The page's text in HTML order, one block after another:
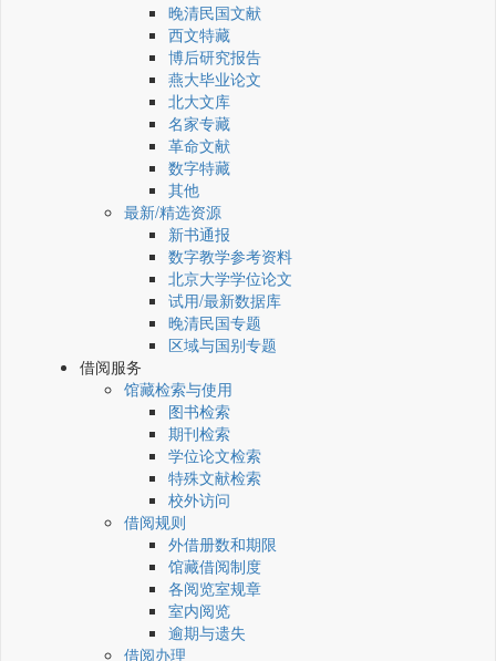
晚清民国文献
西文特藏
博后研究报告
燕大毕业论文
北大文库
名家专藏
革命文献
数字特藏
其他
最新/精选资源
新书通报
数字教学参考资料
北京大学学位论文
试用/最新数据库
晚清民国专题
区域与国别专题
借阅服务
馆藏检索与使用
图书检索
期刊检索
学位论文检索
特殊文献检索
校外访问
借阅规则
外借册数和期限
馆藏借阅制度
各阅览室规章
室内阅览
逾期与遗失
借阅办理